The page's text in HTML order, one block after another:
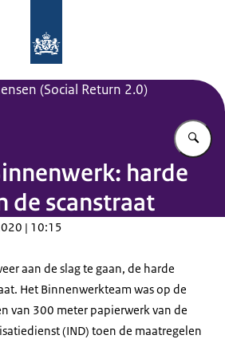
(Social Return 2.0)
harde
de scanstraat
| 10:15
aan de slag te gaan, de harde
Het Binnenwerkteam was op de
van 300 meter papierwerk van de
(IND) toen de maatregelen